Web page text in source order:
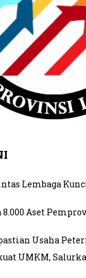
Lembaga
Aset
Usaha
UMKM,